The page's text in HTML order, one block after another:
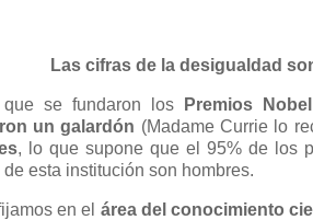
Las cifras de la desigualdad
se fundaron losPremios
un galardón (Madame Currie lo
, lo que supone que el 95% de los
esta institución son hombres.
en el área del conocimiento